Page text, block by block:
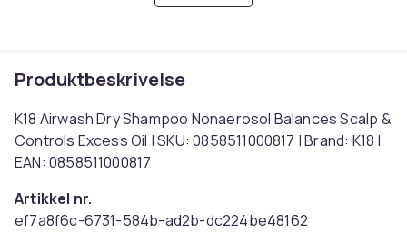
Produktbeskrivelse
K18 Airwash Dry Shampoo Nonaerosol Balances Scalp &
Controls Excess Oil | SKU: 0858511000817 | Brand: K18 |
EAN: 0858511000817
Artikkel nr.
ef7a8f6c-6731-584b-ad2b-dc224be48162